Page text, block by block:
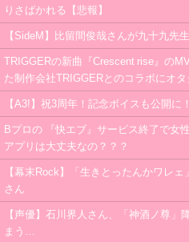
りさばかれる【悲報】
【SideM】比留間俊哉さんが九十九先
TRIGGERの新曲『Crescent rise』の
た制作会社TRIGGERとのコラボにオ
【A3!】祝3周年！記念ボイスも公開
Bプロの 『快エブ』サービス終了で女
アプリは大丈夫なの？？？
【幕末Rock】「生きとったんかワレ
さん
【声優】石川界人さん、「神酒ノ尊」
まう…